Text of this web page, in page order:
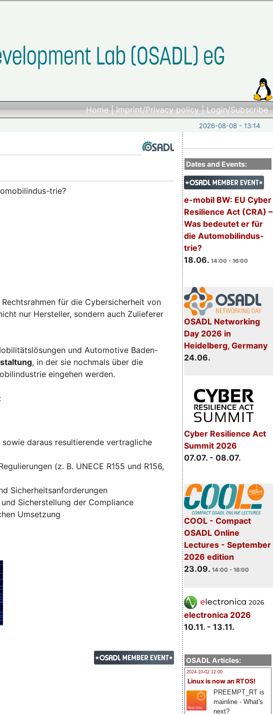
Home|Imprint/Privacy policy|Login/Subscribe
2026-08-08 - 13:14
Dates and Events:
e-mobil BW: EU Cyber
Resilience Act (CRA) –
Was bedeutet er für
die Automobilindus-
trie?
18.06. 14:00 - 16:00
OSADL Networking
Day 2026 in
Heidelberg, Germany
24.06.
Cyber Resilience Act
Summit 2026
07.07. - 08.07.
COOL - Compact
OSADL Online
Lectures - September
2026 edition
23.09. 14:00 - 16:00
electronica 2026
10.11. - 13.11.
OSADL Articles:
2024-10-02 12:00
Linux is now an RTOS!
PREEMPT_RT is
mainline - What's
next?
trie?
für die Cybersicherheit von
nur Hersteller, sondern auch Zulieferer
und Automotive Baden-
, in der sie nochmals über die
eingehen werden.
daraus resultierende vertragliche
(z. B. UNECE R155 und R156,
Sicherheitsanforderungen
Sicherstellung der Compliance
Umsetzung